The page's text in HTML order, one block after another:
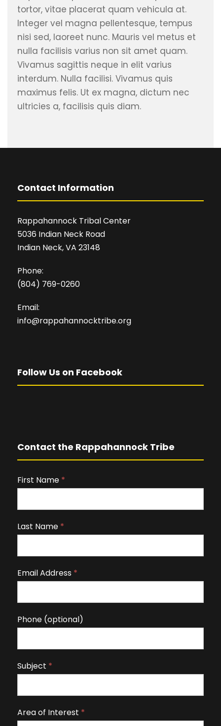
tortor, vitae placerat quam vehicula at.
Integer vel magna pellentesque, tempus
nisi sed, laoreet nunc. Mauris vel metus et
nulla facilisis varius non sit amet quam.
Vivamus sagittis neque in elit varius
interdum. Nulla facilisi. Vivamus quis
maximus felis. Ut ex magna, dictum nec
ultricies a, facilisis quis diam.
Contact Information
Rappahannock Tribal Center
5036 Indian Neck Road
Indian Neck, VA 23148
Phone:
(804) 769-0260
Email:
info@rappahannocktribe.org
Follow Us on Facebook
Contact the Rappahannock Tribe
First Name *
Last Name *
Email Address *
Phone (optional)
Subject *
Area of Interest *
I
y
u
r
e
u
m
a
l
a
v
e